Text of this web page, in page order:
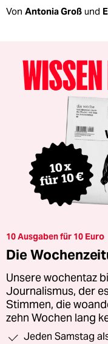
Von Antonia Groß und
10 Ausgaben für 10 Euro
Die
Unsere wochentaz
Journalismus, der
Stimmen, die
zehn Wochen lang
Jeden Samstag